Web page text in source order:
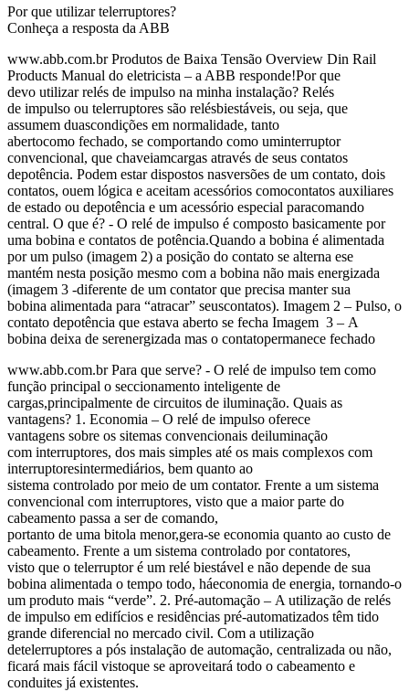
Por que utilizar telerruptores?
Conheça a resposta da ABB
www.abb.com.br Produtos de Baixa Tensão Overview Din Rail
Products Manual do eletricista – a ABB responde!Por que
devo utilizar relés de impulso na minha instalação? Relés
de impulso ou telerruptores são relésbiestáveis, ou seja, que
assumem duascondições em normalidade, tanto
abertocomo fechado, se comportando como uminterruptor
convencional, que chaveiamcargas através de seus contatos
depotência. Podem estar dispostos nasversões de um contato, dois
contatos, ouem lógica e aceitam acessórios comocontatos auxiliares
de estado ou depotência e um acessório especial paracomando
central. O que é? - O relé de impulso é composto basicamente por
uma bobina e contatos de potência.Quando a bobina é alimentada
por um pulso (imagem 2) a posição do contato se alterna ese
mantém nesta posição mesmo com a bobina não mais energizada
(imagem 3 -diferente de um contator que precisa manter sua
bobina alimentada para “atracar” seuscontatos). Imagem 2 – Pulso, o
contato depotência que estava aberto se fecha Imagem 3 – A
bobina deixa de serenergizada mas o contatopermanece fechado
www.abb.com.br Para que serve? - O relé de impulso tem como
função principal o seccionamento inteligente de
cargas,principalmente de circuitos de iluminação. Quais as
vantagens? 1. Economia – O relé de impulso oferece
vantagens sobre os sitemas convencionais deiluminação
com interruptores, dos mais simples até os mais complexos com
interruptoresintermediários, bem quanto ao
sistema controlado por meio de um contator. Frente a um sistema
convencional com interruptores, visto que a maior parte do
cabeamento passa a ser de comando,
portanto de uma bitola menor,gera-se economia quanto ao custo de
cabeamento. Frente a um sistema controlado por contatores,
visto que o telerruptor é um relé biestável e não depende de sua
bobina alimentada o tempo todo, háeconomia de energia, tornando-o
um produto mais “verde”. 2. Pré-automação – A utilização de relés
de impulso em edifícios e residências pré-automatizados têm tido
grande diferencial no mercado civil. Com a utilização
detelerruptores a pós instalação de automação, centralizada ou não,
ficará mais fácil vistoque se aproveitará todo o cabeamento e
conduites já existentes.